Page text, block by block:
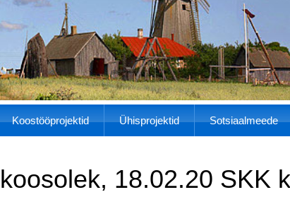
Koostööprojektid Ühisprojektid Sotsiaalmeede
18.02.20 SKK